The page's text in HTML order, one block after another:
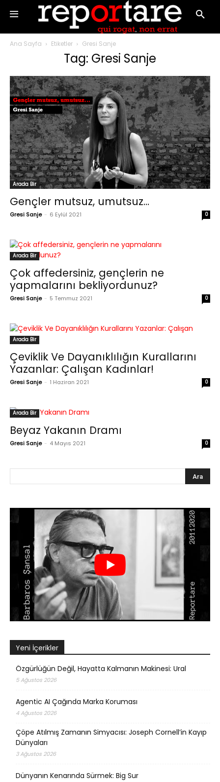
Ana Sayfa Etiketler Gresi Sanje
Tag: Gresi Sanje
Arada Bir
Gençler mutsuz, umutsuz…
Gresi Sanje - 6 Eylül 2021 0
Arada Bir
Çok affedersiniz, gençlerin ne
yapmalarını bekliyordunuz?
Gresi Sanje - 5 Temmuz 2021 0
Arada Bir
Çeviklik Ve Dayanıklılığın Kurallarını
Yazanlar: Çalışan Kadınlar!
Gresi Sanje - 1 Haziran 2021 0
Arada Bir
Beyaz Yakanın Dramı
Gresi Sanje - 4 Mayıs 2021 0
Yeni İçerikler
Özgürlüğün Değil, Hayatta Kalmanın Makinesi: Ural
5 Ağustos 2026
Agentic AI Çağında Marka Koruması
4 Ağustos 2026
Çöpe Atılmış Zamanın Simyacısı: Joseph Cornell’in Kayıp
Dünyaları
3 Ağustos 2026
Dünyanın Kenarında Sürmek: Big Sur